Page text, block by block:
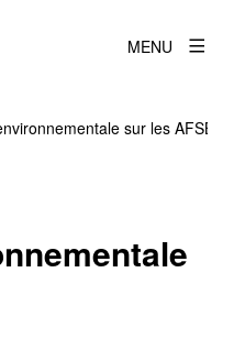
MENU
sur les AFSB